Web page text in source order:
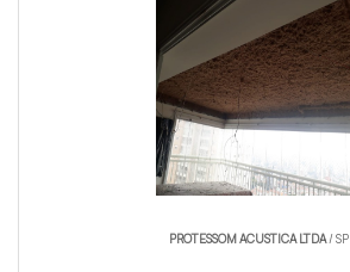
PROTESSOM ACUSTICA LTDA/ SP